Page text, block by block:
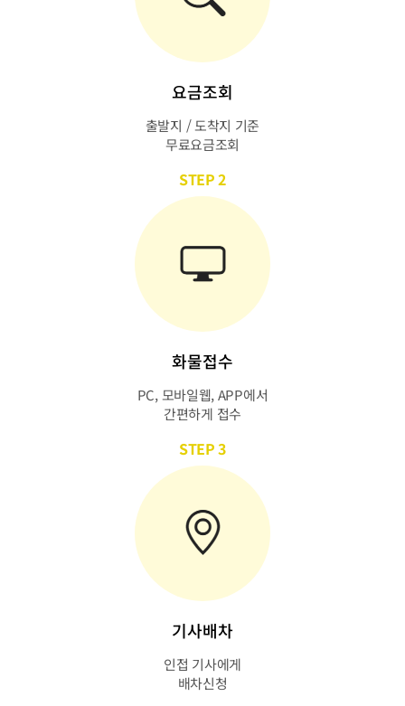
요금조회
출발지 / 도착지 기준
무료요금조회
STEP 2
화물접수
PC, 모바일웹, APP에서
간편하게 접수
STEP 3
기사배차
인접 기사에게
배차신청